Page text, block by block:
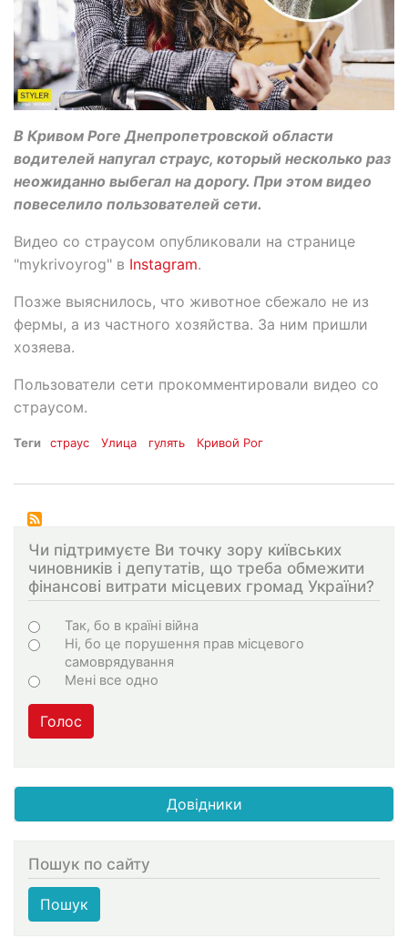
В Кривом Роге Днепропетровской области
водителей напугал страус, который несколько раз
неожиданно выбегал на дорогу. При этом видео
повеселило пользователей сети.
Видео со страусом опубликовали на странице
"mykrivoyrog" в Instagram.
Позже выяснилось, что животное сбежало не из
фермы, а из частного хозяйства. За ним пришли
хозяева.
Пользователи сети прокомментировали видео со
страусом.
Теги страус Улица гулять Кривой Рог
Чи підтримуєте Ви точку зору київських
чиновників і депутатів, що треба обмежити
фінансові витрати місцевих громад України?
Choices
Так, бо в країні війна
Ні, бо це порушення прав місцевого
самоврядування
Мені все одно
Голос
Довідники
Пошук по сайту
Пошук